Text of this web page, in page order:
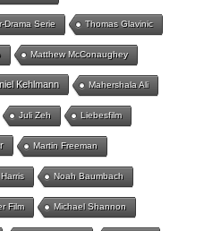
Drama Serie Thomas Glavinic
Matthew McConaughey
Kehlmann Mahershala Ali
Juli Zeh Liebesfilm
Martin Freeman
Noah Baumbach
Film Michael Shannon